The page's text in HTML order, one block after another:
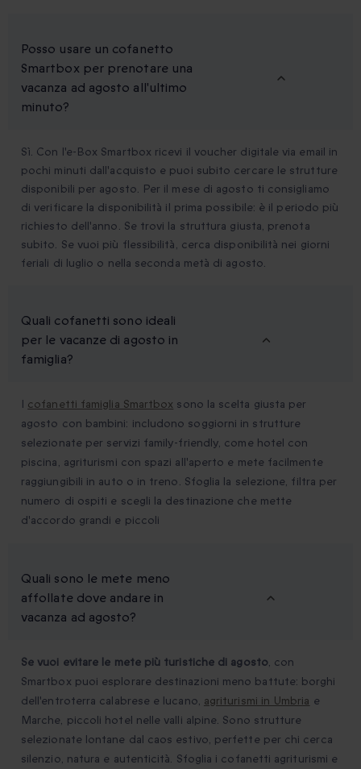
Posso usare un cofanetto
Smartbox per prenotare una
vacanza ad agosto all'ultimo
minuto?
Sì. Con l'e-Box Smartbox ricevi il voucher digitale via email in
pochi minuti dall'acquisto e puoi subito cercare le strutture
disponibili per agosto. Per il mese di agosto ti consigliamo
di verificare la disponibilità il prima possibile: è il periodo più
richiesto dell'anno. Se trovi la struttura giusta, prenota
subito. Se vuoi più flessibilità, cerca disponibilità nei giorni
feriali di luglio o nella seconda metà di agosto.
Quali cofanetti sono ideali
per le vacanze di agosto in
famiglia?
I cofanetti famiglia Smartbox sono la scelta giusta per
agosto con bambini: includono soggiorni in strutture
selezionate per servizi family-friendly, come hotel con
piscina, agriturismi con spazi all'aperto e mete facilmente
raggiungibili in auto o in treno. Sfoglia la selezione, filtra per
numero di ospiti e scegli la destinazione che mette
d'accordo grandi e piccoli
Quali sono le mete meno
affollate dove andare in
vacanza ad agosto?
Se vuoi evitare le mete più turistiche di agosto, con
Smartbox puoi esplorare destinazioni meno battute: borghi
dell'entroterra calabrese e lucano, agriturismi in Umbria e
Marche, piccoli hotel nelle valli alpine. Sono strutture
selezionate lontane dal caos estivo, perfette per chi cerca
silenzio, natura e autenticità. Sfoglia i cofanetti agriturismi e